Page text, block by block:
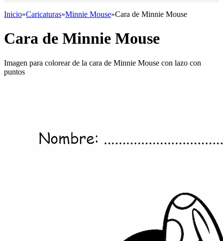
Inicio»Caricaturas»Minnie Mouse»Cara de Minnie Mouse
Cara de Minnie Mouse
Imagen para colorear de la cara de Minnie Mouse con lazo con
puntos